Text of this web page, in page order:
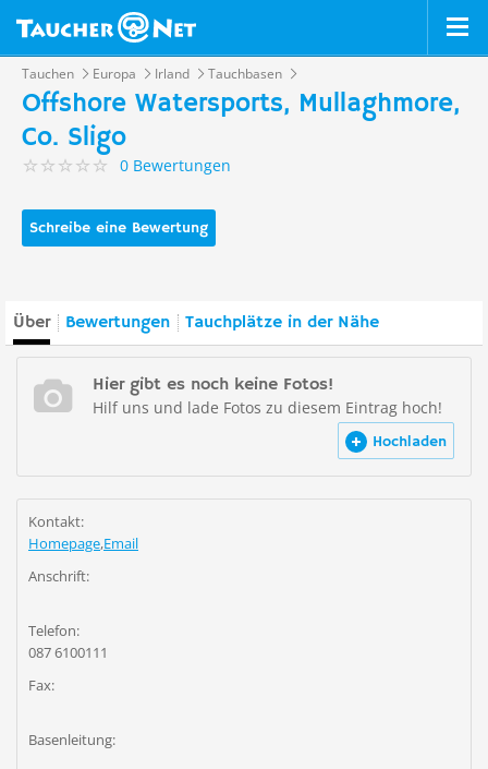
Tauchen Europa Irland Tauchbasen
Offshore Watersports, Mullaghmore,
Co. Sligo
0 Bewertungen
Schreibe eine Bewertung
Über Bewertungen Tauchplätze in der Nähe
Hier gibt es noch keine Fotos!
Hilf uns und lade Fotos zu diesem Eintrag hoch!
Hochladen
Kontakt:
Homepage,Email
Anschrift:
Telefon:
087 6100111
Fax:
Basenleitung: